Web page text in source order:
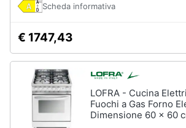
Scheda informativa
€ 1747,43
LOFRA - Cucina
Fuochi a Gas Forno
Dimensione 60 x 60